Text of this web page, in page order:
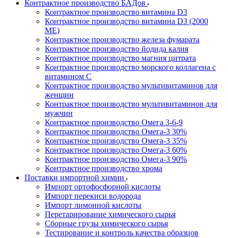
Контрактное производство БАДов
Контрактное производство витамина D3
Контрактное производство витамина D3 (2000
МЕ)
Контрактное производство железа фумарата
Контрактное производство йодида калия
Контрактное производство магния цитрата
Контрактное производство морского коллагена с
витамином С
Контрактное производство мультивитаминов для
женщин
Контрактное производство мультивитаминов для
мужчин
Контрактное производство Омега 3-6-9
Контрактное производство Омега-3 30%
Контрактное производство Омега-3 35%
Контрактное производство Омега-3 60%
Контрактное производство Омега-3 90%
Контрактное производство хрома
Поставки импортной химии
Импорт ортофосфорной кислоты
Импорт перекиси водорода
Импорт лимонной кислоты
Перетарирование химического сырья
Сборные грузы химического сырья
Тестирование и контроль качества образцов